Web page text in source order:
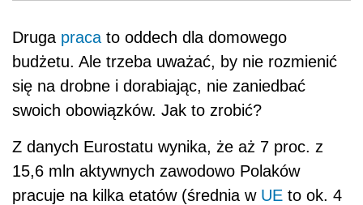
Druga praca to oddech dla domowego
budżetu. Ale trzeba uważać, by nie rozmienić
się na drobne i dorabiając, nie zaniedbać
swoich obowiązków. Jak to zrobić?
Z danych Eurostatu wynika, że aż 7 proc. z
15,6 mln aktywnych zawodowo Polaków
pracuje na kilka etatów (średnia w UE to ok. 4